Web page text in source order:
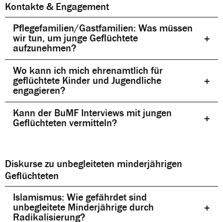
Kontakte & Engagement
Pflegefamilien/Gastfamilien: Was müssen
wir tun, um junge Geflüchtete
aufzunehmen?
Wo kann ich mich ehrenamtlich für
geflüchtete Kinder und Jugendliche
engagieren?
Kann der BuMF Interviews mit jungen
Geflüchteten vermitteln?
Diskurse zu unbegleiteten minderjährigen
Geflüchteten
Islamismus: Wie gefährdet sind
unbegleitete Minderjährige durch
Radikalisierung?